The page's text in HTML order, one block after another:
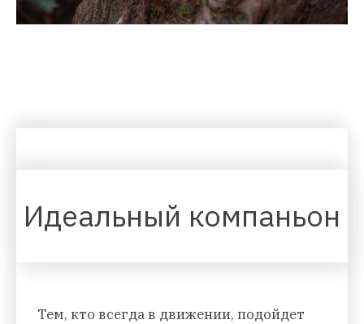
Идеальный компаньон
Тем, кто всегда в движении, подойдет